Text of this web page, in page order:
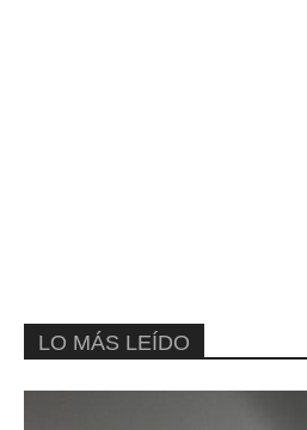
LO MÁS LEÍDO